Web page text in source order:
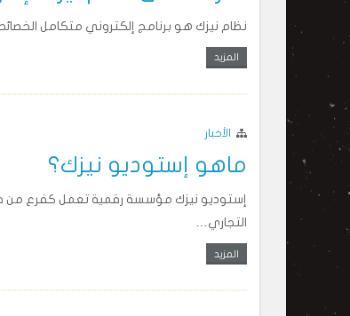
نظام نيزك هو برنامج إلكتروني متكامل
المزيد
الأخبار
ماهو إستوديو نيزك؟
إستوديو نيزك مؤسسة رقمية تعمل كفرع من
التجاري…
المزيد